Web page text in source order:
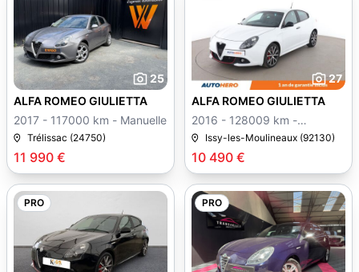
25
11 990 €
ALFA ROMEO GIULIETTA
2017 - 117000 km - Manuelle
Trélissac (24750)
27
10 490 €
ALFA ROMEO GIULIETTA
2016 - 128009 km -
Manuelle
Issy-les-Moulineaux (92130)
PRO PRO